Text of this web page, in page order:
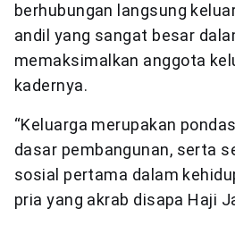
berhubungan langsung
andil yang sangat besar
memaksimalkan anggota
kadernya.
“Keluarga merupakan
dasar pembangunan, serta
sosial pertama dalam
pria yang akrab disapa Haji